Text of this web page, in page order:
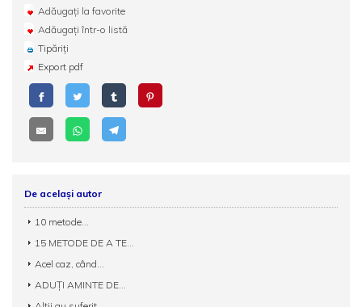
Adăugați la favorite
Adăugați într-o listă
Tipăriți
Export pdf
De același autor
10 metode...
15 METODE DE A TE...
Acel caz, când...
ADUȚI AMINTE DE...